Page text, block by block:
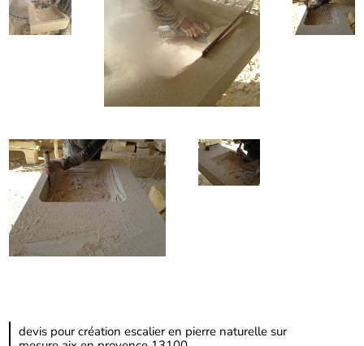
devis pour création escalier en pierre naturelle sur